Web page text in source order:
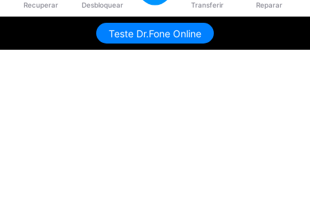
Recuperar Desbloquear Transferir Reparar
Teste Dr.Fone Online